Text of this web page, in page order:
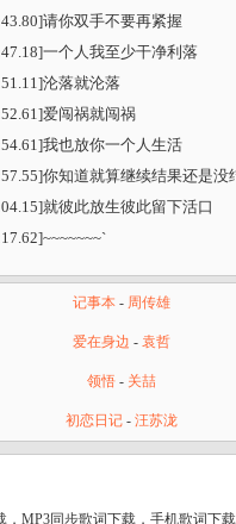
请你双手不要再紧握
一个人我至少干净利落
沦落就沦落
爱闯祸就闯祸
我也放你一个人生活
你知道就算继续结果还是没
就彼此放生彼此留下活口
记事本- 周传雄
爱在身边 - 袁哲
领悟- 关喆
初恋日记- 汪苏泷
MP3同步歌词下载，手机歌词下